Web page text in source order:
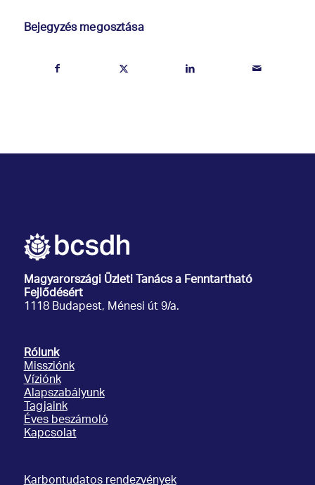
Bejegyzés megosztása
Magyarországi Üzleti Tanácsa Fenntartható
Fejlődésért
1118 Budapest, Ménesi út 9/a.
Rólunk
Missziónk
Víziónk
Alapszabályunk
Tagjaink
Éves beszámoló
Kapcsolat